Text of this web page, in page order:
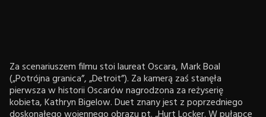
Za scenariuszem filmu stoi laureat Oscara, Mark Boal
(„Potrójna granica”, „Detroit”). Za kamerą zaś stanęła
pierwsza w historii Oscarów nagrodzona za reżyserię
kobieta, Kathryn Bigelow. Duet znany jest z poprzedniego